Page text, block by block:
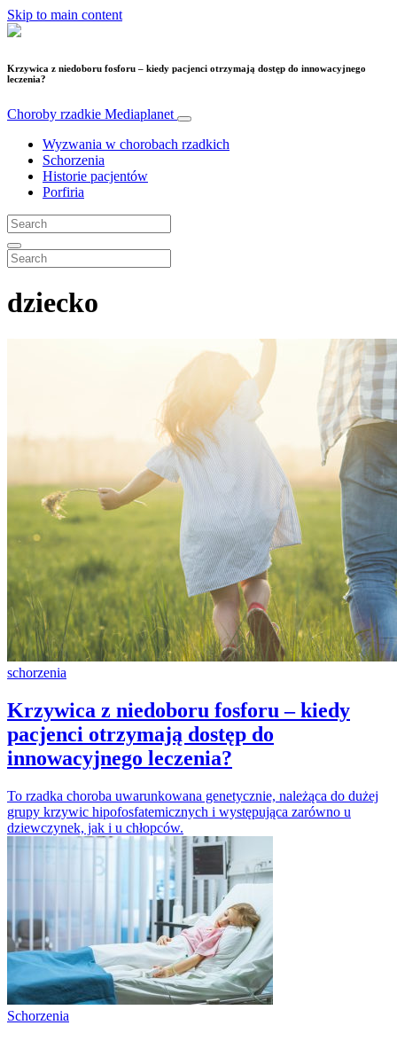
Skip to main content
Krzywica z niedoboru fosforu – kiedy pacjenci otrzymają dostęp do innowacyjnego
leczenia?
Choroby rzadkie Mediaplanet
Wyzwania w chorobach rzadkich
Schorzenia
Historie pacjentów
Porfiria
dziecko
schorzenia
Krzywica z niedoboru fosforu – kiedy
pacjenci otrzymają dostęp do
innowacyjnego leczenia?
To rzadka choroba uwarunkowana genetycznie, należąca do dużej
grupy krzywic hipofosfatemicznych i występująca zarówno u
dziewczynek, jak i u chłopców.
Schorzenia